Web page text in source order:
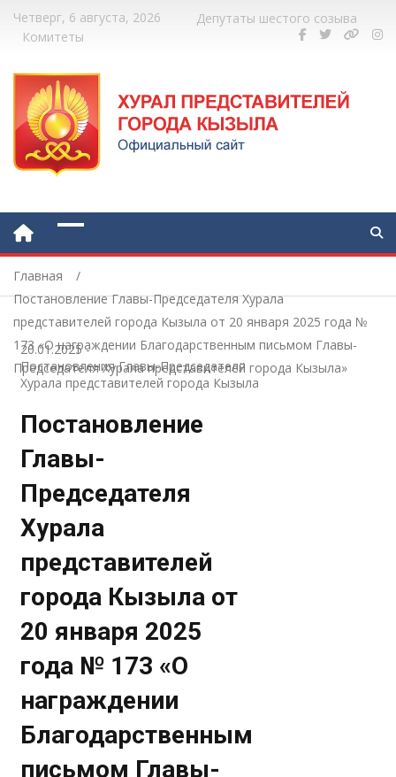
Четверг, 6 августа, 2026
Депутаты шестого созыва
Комитеты
Главная
Постановление Главы-Председателя Хурала
представителей города Кызыла от 20 января 2025 года №
173 «О награждении Благодарственным письмом Главы-
Председателя Хурала представителей города Кызыла»
20.01.2025-
Постановления Главы-Председателя
Хурала представителей города Кызыла
Постановление
Главы-
Председателя
Хурала
представителей
города Кызыла от
20 января 2025
года № 173 «О
награждении
Благодарственным
письмом Главы-